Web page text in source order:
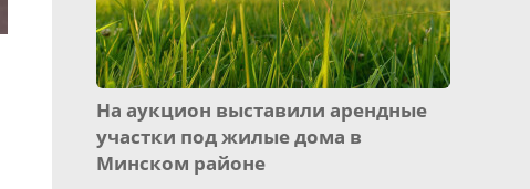
На аукцион выставили арендные
участки под жилые дома в
Минском районе